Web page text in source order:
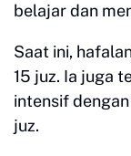
belajar dan
Saat ini,
15 juz. Ia juga
intensif
juz.